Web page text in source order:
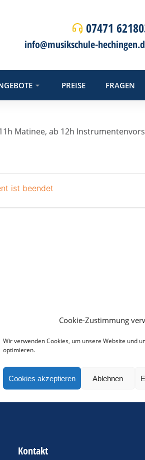
Cookie-Zustimmung
Wir verwenden Cookies, um unsere Website und
optimieren.
Cookies akzeptieren Ablehnen
07471
info@musikschule-
PREISE FRAGEN
Matinee, ab 12h
ist beendet
Kontakt